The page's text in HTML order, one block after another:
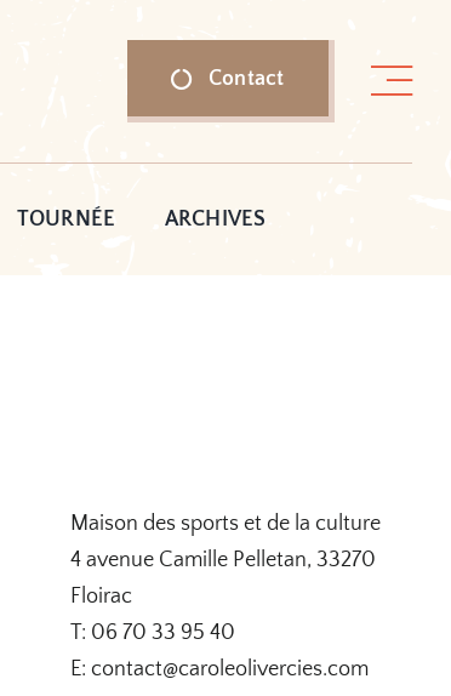
Contact
TOURNÉE ARCHIVES
Maison des sports et de la culture
4 avenue Camille Pelletan, 33270
Floirac
T: 06 70 33 95 40
E: contact@caroleolivercies.com